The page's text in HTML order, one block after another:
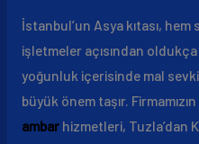
İstanbul’un Asya kıtası,
işletmeler açısından
yoğunluk içerisinde mal
büyük önem taşır.
ambarhizmetleri, Tuzla’dan